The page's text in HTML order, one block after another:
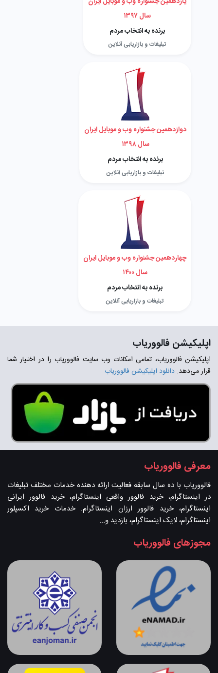
سال ۱۳۹۷
برنده به انتخاب مردم
تبلیغات و بازاریابی آنلاین
دوازدهمین جشنواره وب و موبایل ایران
سال ۱۳۹۸
برنده به انتخاب مردم
تبلیغات و بازاریابی آنلاین
چهاردهمین جشنواره وب و موبایل ایران
سال ۱۴۰۰
برنده به انتخاب مردم
تبلیغات و بازاریابی آنلاین
اپلیکیشن فالووریاب
اپلیکیشن فالووریاب، تمامی امکانات وب سایت فالووریاب را در اختیار شما
قرار می‌دهد. دانلود اپلیکیشن فالووریاب
معرفی فالووریاب
فالووریاب با ده سال سابقه فعالیت ارائه دهنده خدمات مختلف تبلیغات
در اینستاگرام، خرید فالوور واقعی اینستاگرام، خرید فالوور ایرانی
اینستاگرام، خرید فالوور ارزان اینستاگرام. خدمات خرید اکسپلور
اینستاگرام، لایک اینستاگرام، بازدید و...
مجوزهای فالووریاب